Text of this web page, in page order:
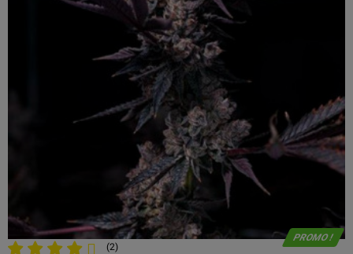
PROMO !
(2)